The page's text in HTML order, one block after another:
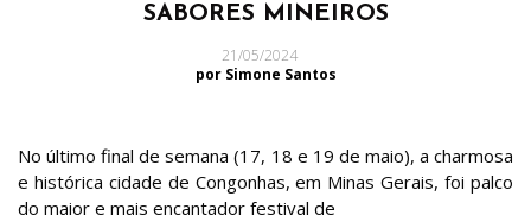
SABORES MINEIROS
21/05/2024
por Simone Santos
No último final de semana (17, 18 e 19 de maio), a charmosa
e histórica cidade de Congonhas, em Minas Gerais, foi palco
do maior e mais encantador festival de